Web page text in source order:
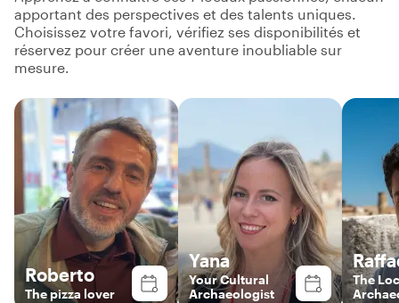
apportant des perspectives et des talents uniques.
Choisissez votre favori, vérifiez ses disponibilités et
réservez pour créer une aventure inoubliable sur
mesure.
Roberto
The pizza lover
Yana
Your Cultural
Archaeologist
The